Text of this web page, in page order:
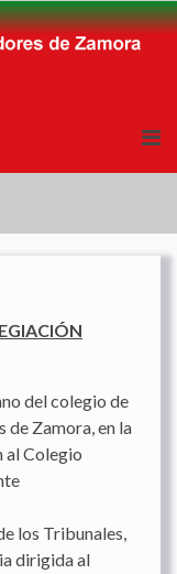
del colegio de
de Zamora, en la
al Colegio
los Tribunales,
dirigida al